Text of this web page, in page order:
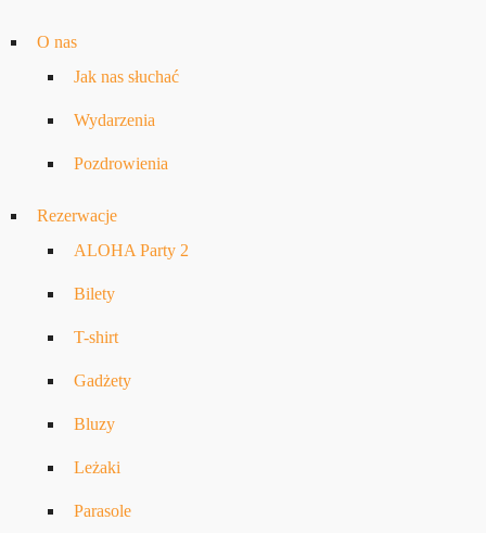
O nas
Jak nas słuchać
Wydarzenia
Pozdrowienia
Rezerwacje
ALOHA Party 2
Bilety
T-shirt
Gadżety
Bluzy
Leżaki
Parasole